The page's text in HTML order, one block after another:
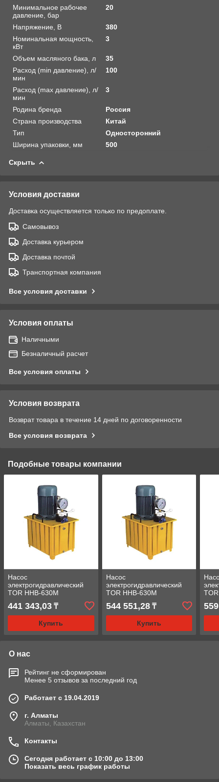
Минимальное рабочее
давление, бар
20
Напряжение, В
380
Номинальная мощность,
кВт
3
Объем масляного бака, л
35
Расход (min давление), л/
мин
100
Расход (mах давление), л/
мин
3
Родина бренда
Россия
Страна производства
Китай
Тип
Односторонний
Ширина упаковки, мм
500
Скрыть
Условия доставки
Доставка осуществляется только по предоплате.
Самовывоз
Доставка курьером
Доставка почтой
Транспортная компания
Все условия доставки
Условия оплаты
Наличными
Безналичный расчет
Все условия оплаты
Условия возврата
Возврат товара в течение 14 дней по договоренности
Все условия возврата
Подобные товары компании
Насос
электрогидравлический
TOR HHB-630M
(380V/3PH/1.5KW)
441 343,03 ₸
Купить
Насос
электрогидравлический
TOR HHB-630M
(380V/3PH/3KW)
544 551,28₸
Купить
О нас
Рейтинг не сформирован
Менее 5 отзывов за последний год
Работает с 19.04.2019
г. Алматы
Алматы, Казахстан
Контакты
Сегодня работает с 10:00 до 13:00
Показать весь график работы